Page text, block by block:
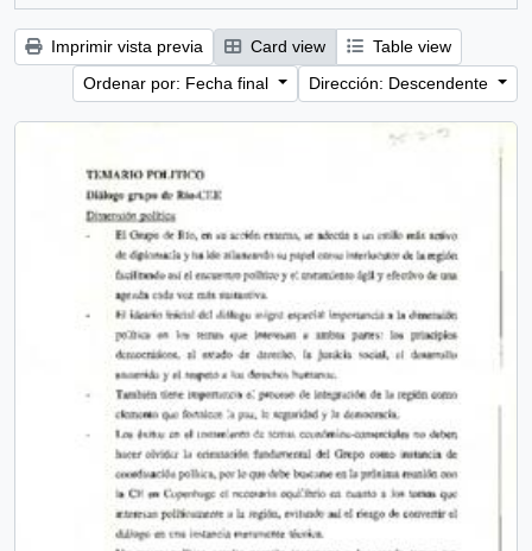
Imprimir vista previa Card view
Table view
Ordenar por: Fecha final
Dirección: Descendente